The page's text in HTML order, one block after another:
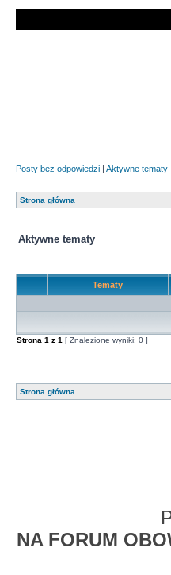
Posty bez odpowiedzi | Aktywne tematy
Strona główna
Aktywne tematy
Tematy
Strona 1 z 1 [ Znalezione wyniki: 0 ]
Strona główna
NA FORUM